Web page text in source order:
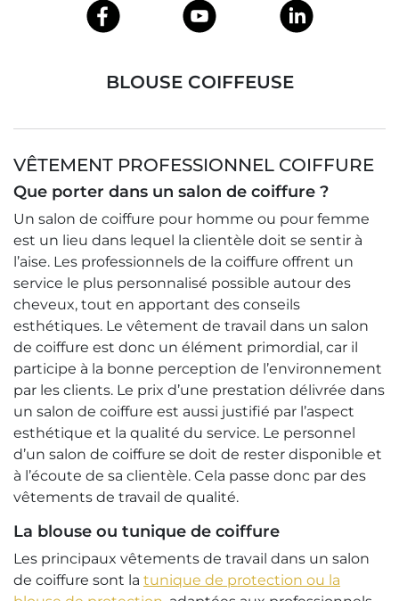
BLOUSE COIFFEUSE
VÊTEMENT PROFESSIONNEL COIFFURE
Que porter dans un salon de coiffure ?
Un salon de coiffure pour homme ou pour femme
est un lieu dans lequel la clientèle doit se sentir à
l’aise. Les professionnels de la coiffure offrent un
service le plus personnalisé possible autour des
cheveux, tout en apportant des conseils
esthétiques. Le vêtement de travail dans un salon
de coiffure est donc un élément primordial, car il
participe à la bonne perception de l’environnement
par les clients. Le prix d’une prestation délivrée dans
un salon de coiffure est aussi justifié par l’aspect
esthétique et la qualité du service. Le personnel
d’un salon de coiffure se doit de rester disponible et
à l’écoute de sa clientèle. Cela passe donc par des
vêtements de travail de qualité.
La blouse ou tunique de coiffure
Les principaux vêtements de travail dans un salon
de coiffure sont la tunique de protection ou la